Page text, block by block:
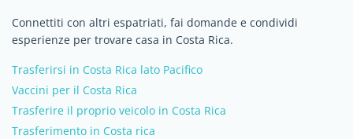
Connettiti con altri espatriati, fai domande e condividi
esperienze per trovare casa in Costa Rica.
Trasferirsi in Costa Rica lato Pacifico
Vaccini per il Costa Rica
Trasferire il proprio veicolo in Costa Rica
Trasferimento in Costa rica